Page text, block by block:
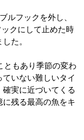
ルフックを外し、
クにして止めた時
た。
ともあり季節の変わ
いない難しいタイ
実に近づいてくる
残る最高の魚をキ